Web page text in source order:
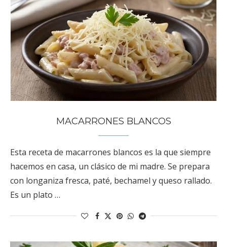
MACARRONES BLANCOS
Esta receta de macarrones blancos es la que siempre
hacemos en casa, un clásico de mi madre. Se prepara
con longaniza fresca, paté, bechamel y queso rallado.
Es un plato …